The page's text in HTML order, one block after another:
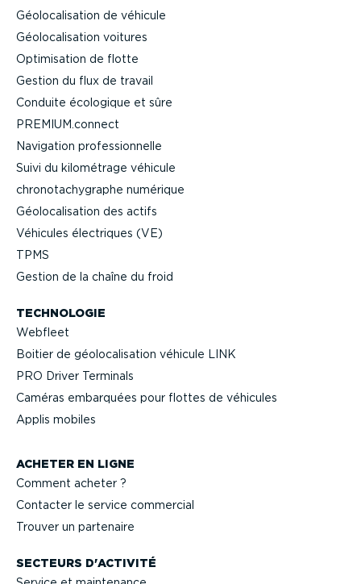
Géolo­ca­li­sation de véhicule
Géolo­ca­li­sation voitures
Optimi­sation de flotte
Gestion du flux de travail
Conduite écologique et sûre
PREMIUM.connect
Navigation profes­sion­nelle
Suivi du kilométrage véhicule
chrono­ta­chy­graphe numérique
Géolo­ca­li­sation des actifs
Véhicules électriques (VE)
TPMS
Gestion de la chaîne du froid
TECHNOLOGIE
Webfleet
Boitier de géolo­ca­li­sation véhicule LINK
PRO Driver Terminals
Caméras embarquées pour flottes de véhicules
Applis mobiles
ACHETER EN LIGNE
Comment acheter ?
Contacter le service commercial
Trouver un partenaire
SECTEURS D'ACTIVITÉ